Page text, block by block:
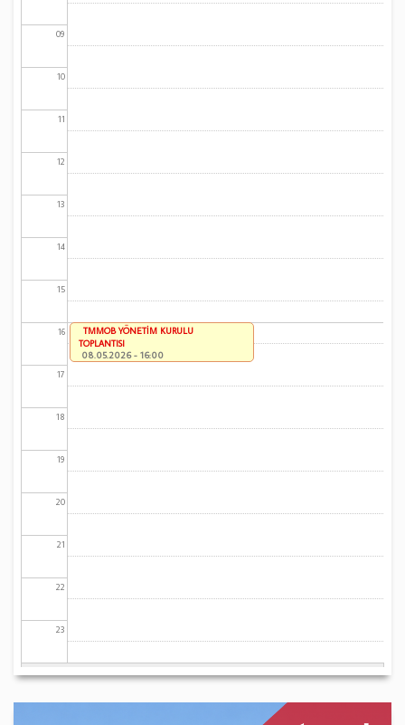
09
10
11
12
13
14
15
16
17
18
19
20
21
22
23
TMMOB YÖNETİM KURULU
TOPLANTISI
08.05.2026 - 16:00